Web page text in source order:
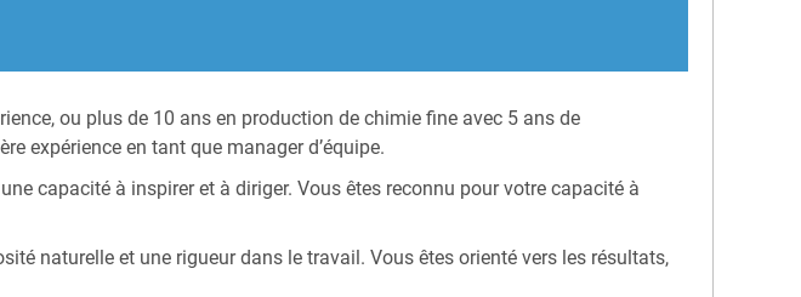
ou plus de 10 ans en production de chimie fine avec 5 ans de
expérience en tant que manager d’équipe.
capacité à inspirer et à diriger. Vous êtes reconnu pour votre capacité à
naturelle et une rigueur dans le travail. Vous êtes orienté vers les résultats,